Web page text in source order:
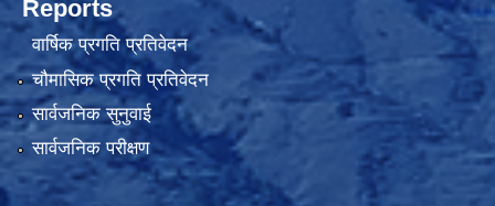
Reports
वार्षिक प्रगति प्रतिवेदन
चौमासिक प्रगति प्रतिवेदन
सार्वजनिक सुनुवाई
सार्वजनिक परीक्षण